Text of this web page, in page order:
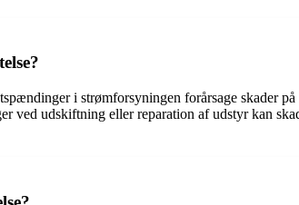
i strømforsyningen forårsage skader
udskiftning eller reparation af udstyr kan